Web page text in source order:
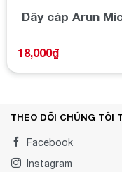
Dây cáp Arun
18,000₫
THEO DÕI CHÚNG TÔI
Facebook
Instagram